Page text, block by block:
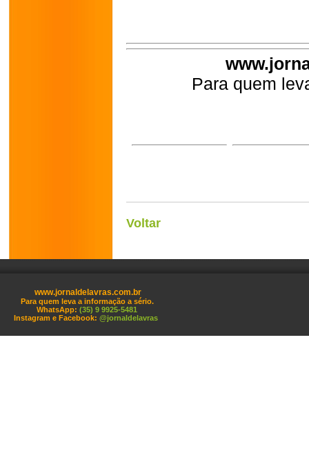
Para quem
Voltar
www.jornaldelavras.com.br
Para quem leva a informação a sério.
WhatsApp: (35) 9 9925-5481
Instagram e Facebook: @jornaldelavras